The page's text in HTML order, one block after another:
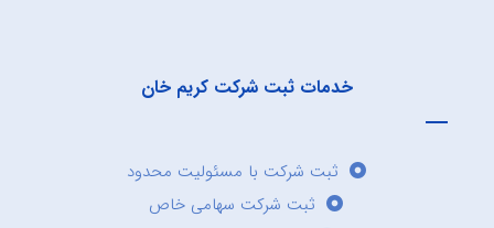
خدمات ثبت شرکت کریم خان
ثبت شرکت با مسئولیت محدود
ثبت شرکت سهامی خاص